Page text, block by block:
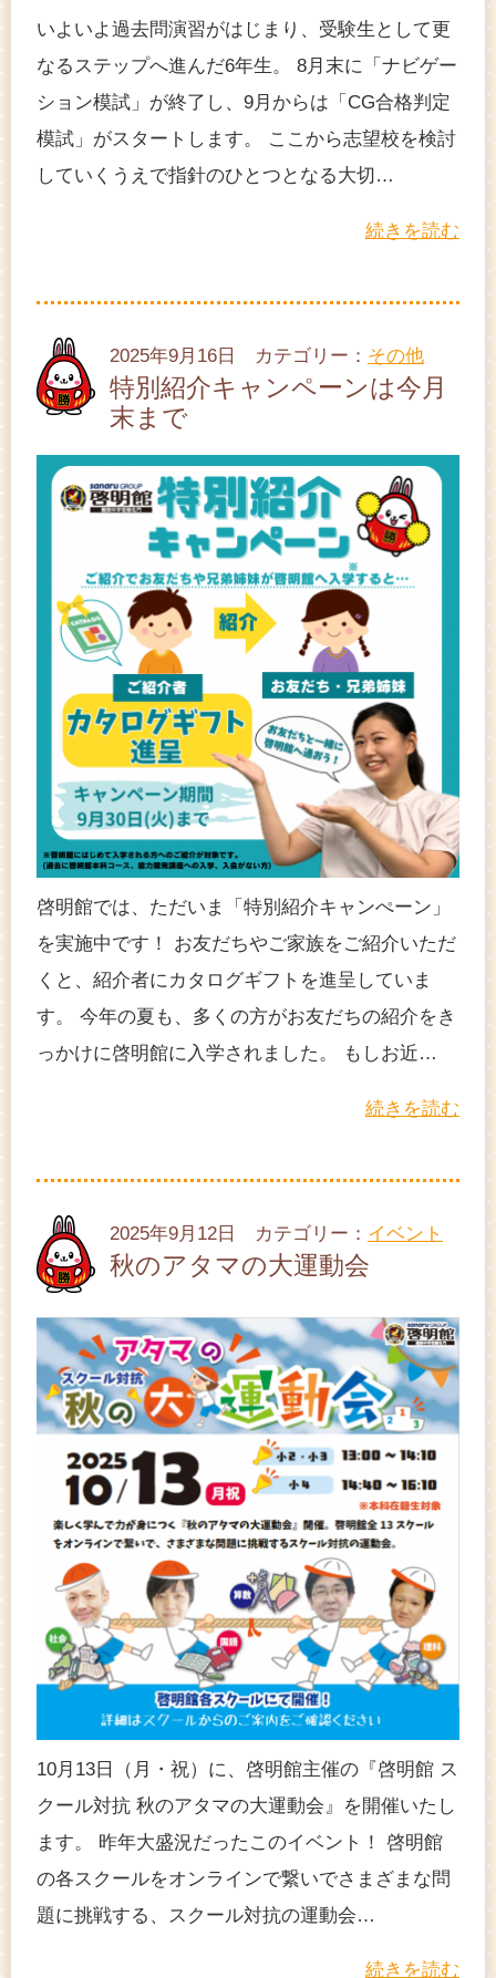
いよいよ過去問演習がはじまり、受験生として更
なるステップへ進んだ6年生。 8月末に「ナビゲー
ション模試」が終了し、9月からは「CG合格判定
模試」がスタートします。 ここから志望校を検討
していくうえで指針のひとつとなる大切…
続きを読む
2025年9月16日 カテゴリー： その他
特別紹介キャンペーンは今月
末まで
啓明館では、ただいま「特別紹介キャンぺーン」
を実施中です！ お友だちやご家族をご紹介いただ
くと、紹介者にカタログギフトを進呈していま
す。 今年の夏も、多くの方がお友だちの紹介をき
っかけに啓明館に入学されました。 もしお近…
続きを読む
2025年9月12日 カテゴリー： イベント
秋のアタマの大運動会
10月13日（月・祝）に、啓明館主催の『啓明館 ス
クール対抗 秋のアタマの大運動会』を開催いたし
ます。 昨年大盛況だったこのイベント！ 啓明館
の各スクールをオンラインで繋いでさまざまな問
題に挑戦する、スクール対抗の運動会…
続きを読む